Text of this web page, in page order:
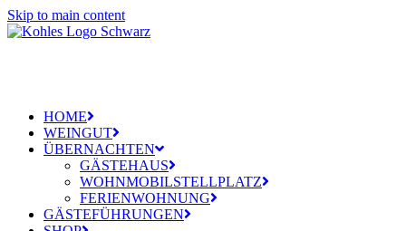
Skip to main content
HOME
WEINGUT
ÜBERNACHTEN
GÄSTEHAUS
WOHNMOBILSTELLPLATZ
FERIENWOHNUNG
GÄSTEFÜHRUNGEN